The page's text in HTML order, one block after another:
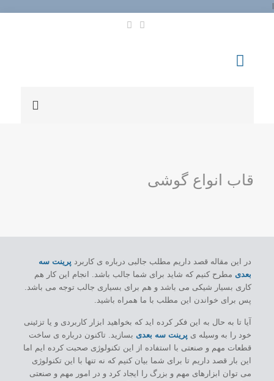
قاب انواع گوشی
در این مقاله قصد داریم مطلب جالبی درباره ی کاربرد پرینت سه
بعدی مطرح کنیم که شاید برای شما جالب باشد. انجام این کار هم
کاری بسیار شیکی می باشد و هم برای بسیاری جالب توجه می باشد.
پس برای خواندن این مطلب با ما همراه باشید.
آیا تا به حال به این فکر کرده اید که بخواهید ابزار کاربردی و یا تزئینی
خود را به وسیله ی پرینت سه بعدی بسازید. تاکنون درباره ی ساخت
قطعات مهم و صنعتی با استفاده از این تکنولوژی صحبت کرده ایم اما
این بار قصد داریم تا برای شما بیان کنیم که نه تنها با این تکنولوژی
می توان ابزارهای مهم و بزرگ را ایجاد کرد و در امور مهم و صنعتی